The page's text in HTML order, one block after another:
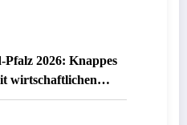
2026: Knappes
wirtschaftlichen